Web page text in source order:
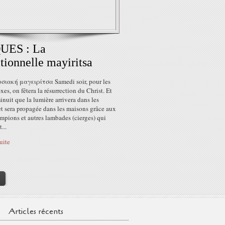
: La
mayiritsa
μαγειρίτσα Samedi soir, pour les
on fêtera la résurrection du Christ. Et
que la lumière arrivera dans les
sera propagée dans les maisons grâce aux
et autres lambades (cierges) qui
Articles récents